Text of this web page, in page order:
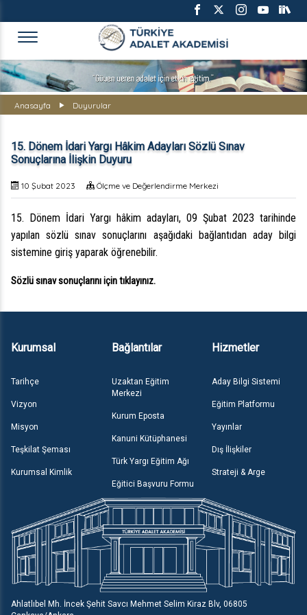
TÜRKİYE ADALET AKADEMİSİ
Anasayfa Duyurular
15. Dönem İdari Yargı Hâkim Adayları Sözlü Sınav
Sonuçlarına İlişkin Duyuru
10 Şubat 2023 Ölçme ve Değerlendirme Merkezi
15. Dönem İdari Yargı hâkim adayları, 09 Şubat 2023 tarihinde
yapılan sözlü sınav sonuçlarını aşağıdaki bağlantıdan aday bilgi
sistemine giriş yaparak öğrenebilir.
Sözlüsınav sonuçlarını için tıklayınız.
Kurumsal
Tarihçe
Vizyon
Misyon
Teşkilat Şeması
Kurumsal Kimlik
Bağlantılar
Uzaktan Eğitim
Merkezi
Kurum Eposta
Kanuni Kütüphanesi
Türk Yargı Eğitim Ağı
Eğitici Başvuru Formu
Hizmetler
Aday Bilgi Sistemi
Eğitim Platformu
Yayınlar
Dış İlişkiler
Strateji & Arge
Ahlatlıbel Mh. İncek Şehit Savcı Mehmet Selim Kiraz Blv, 06805